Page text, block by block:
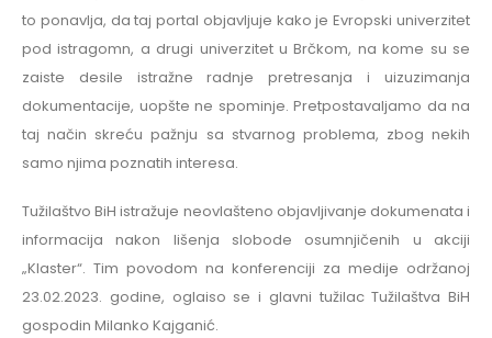
to ponavlja, da taj portal objavljuje kako je Evropski univerzitet
pod istragomn, a drugi univerzitet u Brčkom, na kome su se
zaiste desile istražne radnje pretresanja i uizuzimanja
dokumentacije, uopšte ne spominje. Pretpostavaljamo da na
taj način skreću pažnju sa stvarnog problema, zbog nekih
samo njima poznatih interesa.
Tužilaštvo BiH istražuje neovlašteno objavljivanje dokumenata i
informacija nakon lišenja slobode osumnjičenih u akciji
„Klaster“. Tim povodom na konferenciji za medije održanoj
23.02.2023. godine, oglaiso se i glavni tužilac Tužilaštva BiH
gospodin Milanko Kajganić.